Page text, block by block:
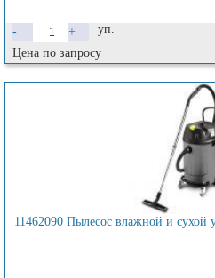
- +
уп.
Цена по запросу
11462090 Пылесос влажной и сухой